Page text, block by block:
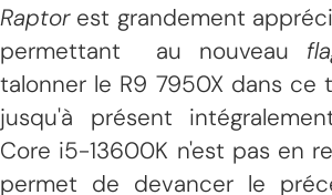
Raptorest grandement
permettant au nouveau
talonner le R9 7950X dans
jusqu'à présent
Core i5-13600K n'est pas en
permet de devancer le